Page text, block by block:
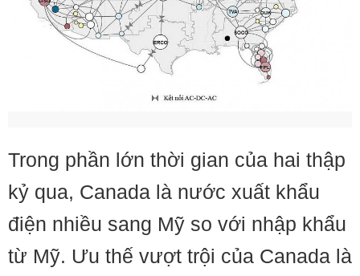
Trong phần lớn thời gian của hai thập
kỷ qua, Canada là nước xuất khẩu
điện nhiều sang Mỹ so với nhập khẩu
từ Mỹ. Ưu thế vượt trội của Canada là